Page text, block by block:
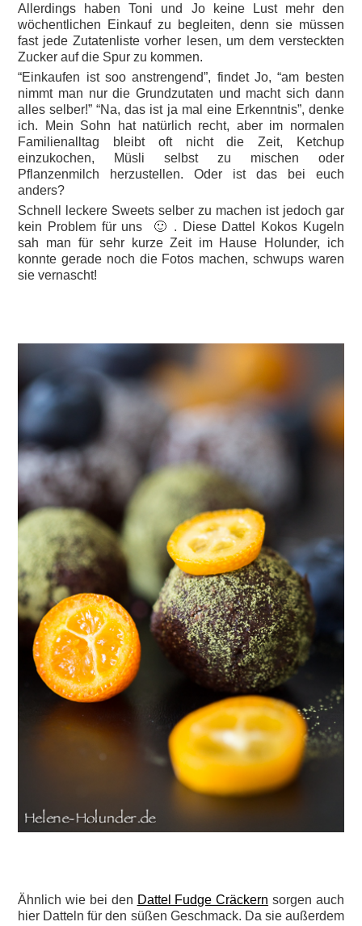
Allerdings haben Toni und Jo keine Lust mehr den
wöchentlichen Einkauf zu begleiten, denn sie müssen
fast jede Zutatenliste vorher lesen, um dem versteckten
Zucker auf die Spur zu kommen.
“Einkaufen ist soo anstrengend”, findet Jo, “am besten
nimmt man nur die Grundzutaten und macht sich dann
alles selber!” “Na, das ist ja mal eine Erkenntnis”, denke
ich. Mein Sohn hat natürlich recht, aber im normalen
Familienalltag bleibt oft nicht die Zeit, Ketchup
einzukochen, Müsli selbst zu mischen oder
Pflanzenmilch herzustellen. Oder ist das bei euch
anders?
Schnell leckere Sweets selber zu machen ist jedoch gar
kein Problem für uns 🙂 . Diese Dattel Kokos Kugeln
sah man für sehr kurze Zeit im Hause Holunder, ich
konnte gerade noch die Fotos machen, schwups waren
sie vernascht!
Ähnlich wie bei den Dattel Fudge Cräckern sorgen auch
hier Datteln für den süßen Geschmack. Da sie außerdem